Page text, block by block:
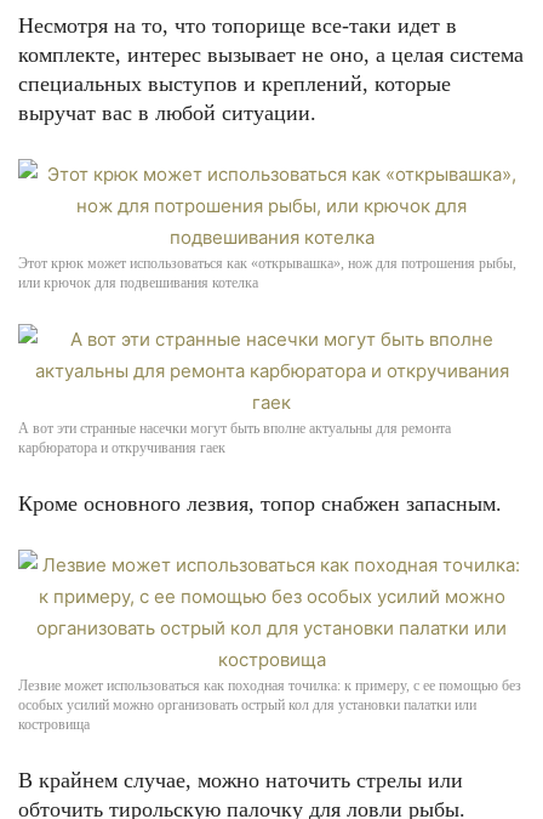
Несмотря на то, что топорище все-таки идет в
комплекте, интерес вызывает не оно, а целая система
специальных выступов и креплений, которые
выручат вас в любой ситуации.
Этот крюк может использоваться как «открывашка», нож для потрошения рыбы,
или крючок для подвешивания котелка
А вот эти странные насечки могут быть вполне актуальны для ремонта
карбюратора и откручивания гаек
Кроме основного лезвия, топор снабжен запасным.
Лезвие может использоваться как походная точилка: к примеру, с ее помощью без
особых усилий можно организовать острый кол для установки палатки или
костровища
В крайнем случае, можно наточить стрелы или
обточить тирольскую палочку для ловли рыбы.